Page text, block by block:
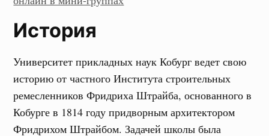
История
Университет прикладных наук Кобург ведет свою
историю от частного Института строительных
ремесленников Фридриха Штрайба, основанного в
Кобурге в 1814 году придворным архитектором
Фридрихом Штрайбом. Задачей школы была